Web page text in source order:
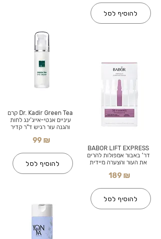
Dr. Kadir Green Tea קרם
עיניים אנטי-אייג'ינג לחות
והגנה עור רגיש ד"ר קדיר
99 ₪
להוסיף לסל
להוסיף לסל
BABOR LIFT EXPRESS
דר' באבור אמפולות להרים
את העור והצערה מיידית
189 ₪
להוסיף לסל